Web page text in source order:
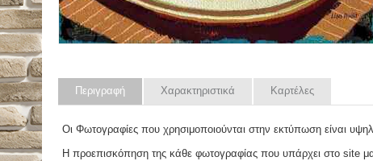
Περιγραφή Χαρακτηριστικά Καρτέλες
Οι Φωτογραφίες που χρησιμοποιούνται στην εκτύπωση είναι
Η προεπισκόπηση της κάθε φωτογραφίας που υπάρχει στο site